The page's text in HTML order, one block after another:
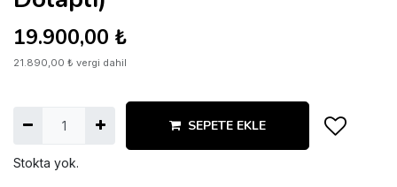
19.900,00 ₺
21.890,00 ₺ vergi dahil
SEPETE EKLE
Stokta yok.